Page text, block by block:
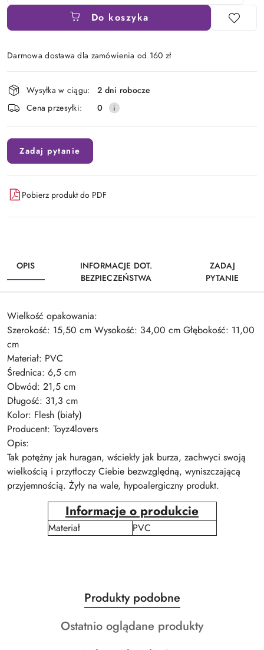
Do koszyka
Darmowa dostawa dla zamówienia od 160 zł
Dostępność
i
dostawa
Wysyłka w ciągu:
2 dni robocze
Cena przesyłki:
0
Zadaj pytanie
Pobierz produkt do PDF
OPIS
INFORMACJE DOT.
BEZPIECZEŃSTWA
ZADAJ
PYTANIE
Wielkość opakowania:
Szerokość: 15,50 cm Wysokość: 34,00 cm Głębokość: 11,00
cm
Materiał: PVC
Średnica: 6,5 cm
Obwód: 21,5 cm
Długość: 31,3 cm
Kolor: Flesh (biały)
Producent: Toyz4lovers
Opis:
Tak potężny jak huragan, wściekły jak burza, zachwyci swoją
wielkością i przytłoczy Ciebie bezwzględną, wyniszczającą
przyjemnością. Żyły na wale, hypoalergiczny produkt.
Informacje o produkcie
Materiał PVC
Pomiń karuzelę produktów
Produkty
o
statusie:
Produkty podobne
Produkty
Ostatnio oglądane produkty